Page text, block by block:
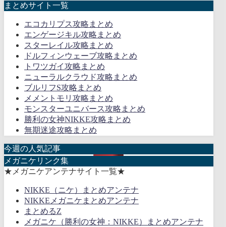
まとめサイト一覧
エコカリプス攻略まとめ
エンゲージキル攻略まとめ
スターレイル攻略まとめ
ドルフィンウェーブ攻略まとめ
トワツガイ攻略まとめ
ニューラルクラウド攻略まとめ
ブルリフS攻略まとめ
メメントモリ攻略まとめ
モンスターユニバース攻略まとめ
勝利の女神NIKKE攻略まとめ
無期迷途攻略まとめ
今週の人気記事
メガニケリンク集
★メガニケアンテナサイト一覧★
NIKKE（ニケ）まとめアンテナ
NIKKEメガニケまとめアンテナ
まとめるZ
メガニケ（勝利の女神：NIKKE）まとめアンテナ